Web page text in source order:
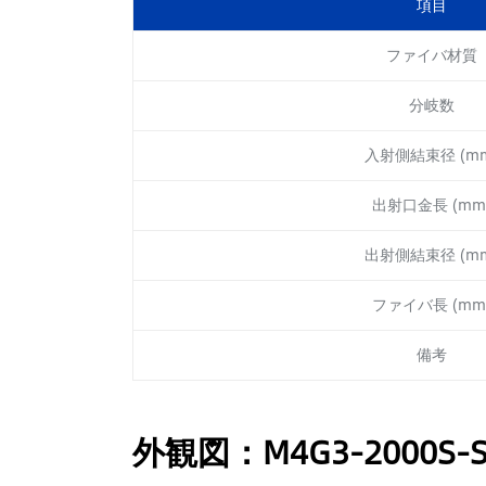
ファイバ材質
分岐数
入射側結束径
出射口金長
出射側結束径
ファイバ長
備考
外観図：M4G3-2000S-